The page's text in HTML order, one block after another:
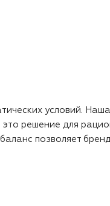
условий.
решение для
позволяет